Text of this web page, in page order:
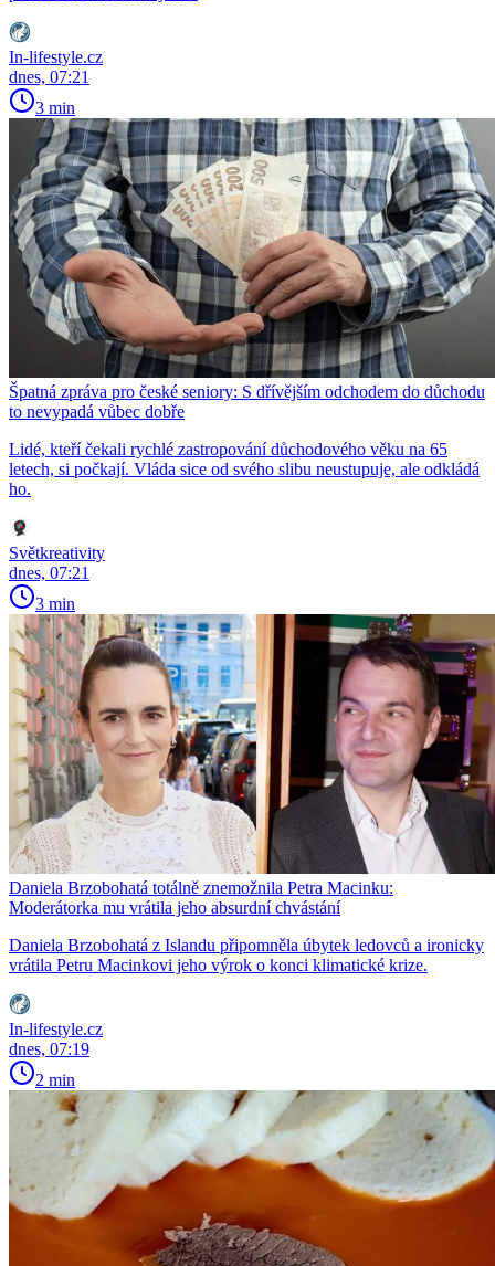
In-lifestyle.cz
dnes, 07:21
3 min
Špatná zpráva pro české seniory: S dřívějším odchodem do důchodu
to nevypadá vůbec dobře
Lidé, kteří čekali rychlé zastropování důchodového věku na 65
letech, si počkají. Vláda sice od svého slibu neustupuje, ale odkládá
ho.
Světkreativity
dnes, 07:21
3 min
Daniela Brzobohatá totálně znemožnila Petra Macinku:
Moderátorka mu vrátila jeho absurdní chvástání
Daniela Brzobohatá z Islandu připomněla úbytek ledovců a ironicky
vrátila Petru Macinkovi jeho výrok o konci klimatické krize.
In-lifestyle.cz
dnes, 07:19
2 min